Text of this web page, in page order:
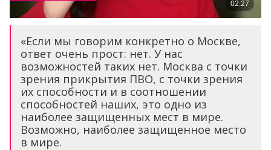
«Если мы говорим конкретно о Москве,
ответ очень прост: нет. У нас
возможностей таких нет. Москва с точки
зрения прикрытия ПВО, с точки зрения
их способности и в соотношении
способностей наших, это одно из
наиболее защищенных мест в мире.
Возможно, наиболее защищенное место
в мире.